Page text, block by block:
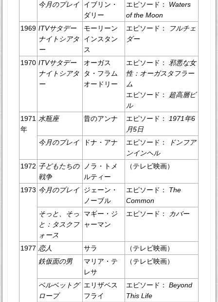
今月のプレイ
イブリン・
ダリー
エピソード： Waters
of the Moon
1969 ITVサタデー
ナイトシアタ
ー
モーリーン
インスタン
ス
エピソード：
フルチェ
ダー
1970 ITVサタデー
ナイトシアタ
ー
オーガス
タ・フラム
オードリー
エピソード：邪悪な女
性：オーガスタフラー
ム
エピソード： 超高層ビ
ル
1971
年
水瓶座 昔のアンナ エピソード：1971年6
月5日
今月のプレイ
ドナ・アナ エピソード：
ドンフア
ンインヘル
1972 子どもたちの
戦争
ノラ・トメ
ルティー
（テレビ映画）
1973 今月のプレイ
ジェーン・
ノーブル
エピソード： The
Common
そっと、そっ
と：タスクフ
ォース
マギー・ジ
ャーマン
エピソード： カバー
1977 恋人 サラ
（テレビ映画）
鉄仮面の男
マリア・テ
レサ
（テレビ映画）
ベルベットグ
ローブ
エリザベス
フライ
エピソード：Beyond
This Life